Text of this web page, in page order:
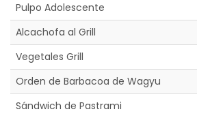
Pulpo Adolescente
Alcachofa al Grill
Vegetales Grill
Orden de Barbacoa de Wagyu
Sándwich de Pastrami